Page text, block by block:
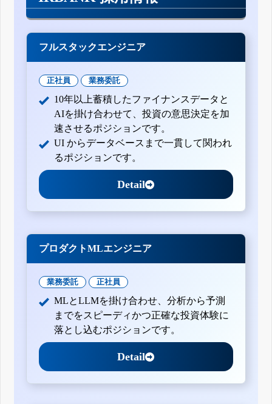
フルスタックエンジニア
正社員 業務委託
10年以上蓄積したファイナンスデータと
AIを掛け合わせて、投資の意思決定を加
速させるポジションです。
UI からデータベースまで一貫して関われ
るポジションです。
Detail
プロダクトMLエンジニア
業務委託 正社員
MLとLLMを掛け合わせ、分析から予測
までをスピーディかつ正確な投資体験に
落とし込むポジションです。
Detail